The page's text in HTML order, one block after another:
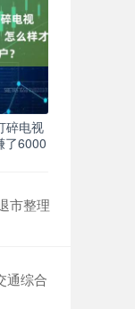
碎电视
了6000
市整理
通综合